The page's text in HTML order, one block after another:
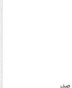
صدر